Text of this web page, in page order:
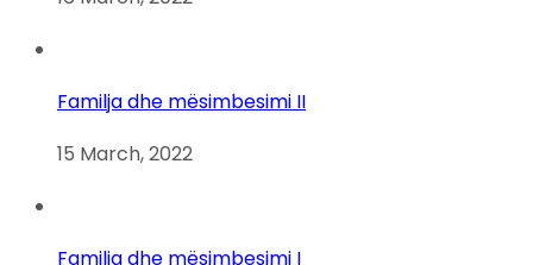
Familja dhe mësimbesimi II
15 March, 2022
Familja dhe mësimbesimi I